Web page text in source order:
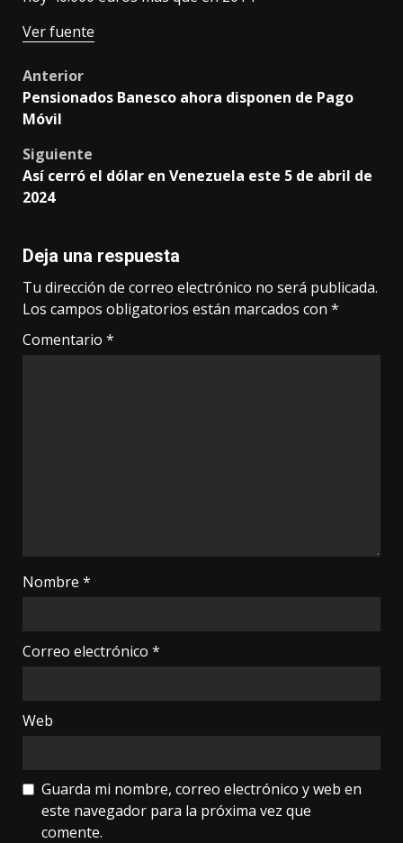
Ver fuente
Post
navigation
Anterior
Pensionados Banesco ahora disponen de Pago
Móvil
Siguiente
Así cerró el dólar en Venezuela este 5 de abril de
2024
Deja una respuesta
Tu dirección de correo electrónico no será publicada.
Los campos obligatorios están marcados con *
Comentario *
Nombre *
Correo electrónico *
Web
Guarda mi nombre, correo electrónico y web en
este navegador para la próxima vez que
comente.